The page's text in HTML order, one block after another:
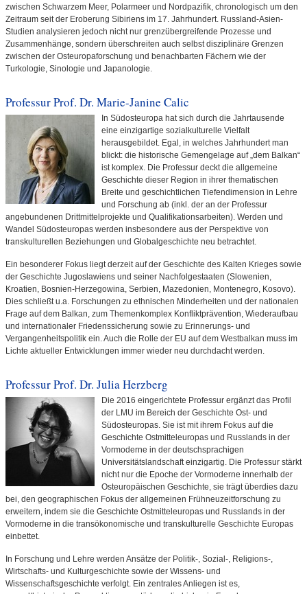
zwischen Schwarzem Meer, Polarmeer und Nordpazifik, chronologisch um den
Zeitraum seit der Eroberung Sibiriens im 17. Jahrhundert. Russland-Asien-
Studien analysieren jedoch nicht nur grenzübergreifende Prozesse und
Zusammenhänge, sondern überschreiten auch selbst disziplinäre Grenzen
zwischen der Osteuropaforschung und benachbarten Fächern wie der
Turkologie, Sinologie und Japanologie.
Professur Prof. Dr. Marie-Janine Calic
In Südosteuropa hat sich durch die Jahrtausende
eine einzigartige sozialkulturelle Vielfalt
herausgebildet. Egal, in welches Jahrhundert man
blickt: die historische Gemengelage auf „dem Balkan“
ist komplex. Die Professur deckt die allgemeine
Geschichte dieser Region in ihrer thematischen
Breite und geschichtlichen Tiefendimension in Lehre
und Forschung ab (inkl. der an der Professur
angebundenen Drittmittelprojekte und Qualifikationsarbeiten). Werden und
Wandel Südosteuropas werden insbesondere aus der Perspektive von
transkulturellen Beziehungen und Globalgeschichte neu betrachtet.
Ein besonderer Fokus liegt derzeit auf der Geschichte des Kalten Krieges sowie
der Geschichte Jugoslawiens und seiner Nachfolgestaaten (Slowenien,
Kroatien, Bosnien-Herzegowina, Serbien, Mazedonien, Montenegro, Kosovo).
Dies schließt u.a. Forschungen zu ethnischen Minderheiten und der nationalen
Frage auf dem Balkan, zum Themenkomplex Konfliktprävention, Wiederaufbau
und internationaler Friedenssicherung sowie zu Erinnerungs- und
Vergangenheitspolitik ein. Auch die Rolle der EU auf dem Westbalkan muss im
Lichte aktueller Entwicklungen immer wieder neu durchdacht werden.
Professur Prof. Dr. Julia Herzberg
Die 2016 eingerichtete Professur ergänzt das Profil
der LMU im Bereich der Geschichte Ost- und
Südosteuropas. Sie ist mit ihrem Fokus auf die
Geschichte Ostmitteleuropas und Russlands in der
Vormoderne in der deutschsprachigen
Universitätslandschaft einzigartig. Die Professur stärkt
nicht nur die Epoche der Vormoderne innerhalb der
Osteuropäischen Geschichte, sie trägt überdies dazu
bei, den geographischen Fokus der allgemeinen Frühneuzeitforschung zu
erweitern, indem sie die Geschichte Ostmitteleuropas und Russlands in der
Vormoderne in die transökonomische und transkulturelle Geschichte Europas
einbettet.
In Forschung und Lehre werden Ansätze der Politik-, Sozial-, Religions-,
Wirtschafts- und Kulturgeschichte sowie der Wissens- und
Wissenschaftsgeschichte verfolgt. Ein zentrales Anliegen ist es,